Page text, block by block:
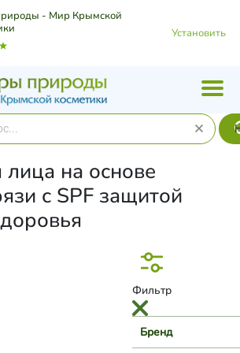
- Мир Крымской
Установить
на основе
с SPF защитой
Фильтр
Бренд